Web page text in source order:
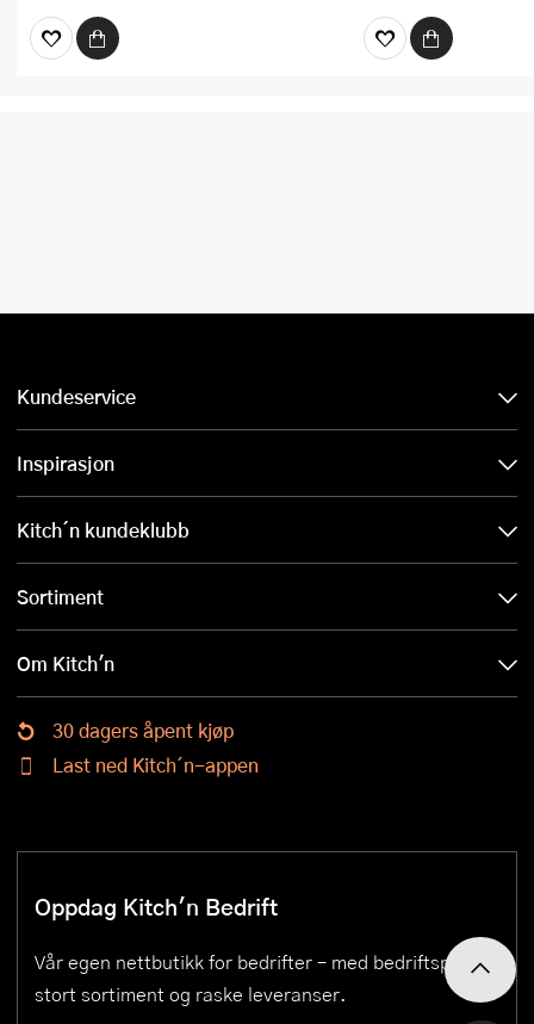
Kundeservice
Inspirasjon
Kitch´n kundeklubb
Sortiment
Om Kitch'n
30 dagers åpent kjøp
Last ned Kitch´n-appen
Oppdag Kitch'n Bedrift
Vår egen nettbutikk for bedrifter – med bedriftspriser,
stort sortiment og raske leveranser.